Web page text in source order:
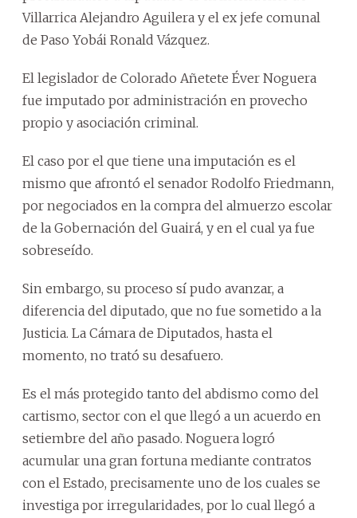
Villarrica Alejandro Aguilera y el ex jefe comunal
de Paso Yobái Ronald Vázquez.
El legislador de Colorado Añetete Éver Noguera
fue imputado por administración en provecho
propio y asociación criminal.
El caso por el que tiene una imputación es el
mismo que afrontó el senador Rodolfo Friedmann,
por negociados en la compra del almuerzo escolar
de la Gobernación del Guairá, y en el cual ya fue
sobreseído.
Sin embargo, su proceso sí pudo avanzar, a
diferencia del diputado, que no fue sometido a la
Justicia. La Cámara de Diputados, hasta el
momento, no trató su desafuero.
Es el más protegido tanto del abdismo como del
cartismo, sector con el que llegó a un acuerdo en
setiembre del año pasado. Noguera logró
acumular una gran fortuna mediante contratos
con el Estado, precisamente uno de los cuales se
investiga por irregularidades, por lo cual llegó a